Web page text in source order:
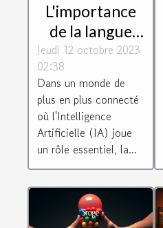
L'importance
de la langue
française dans
le monde de
l'IA
Jeudi 12 octobre 2023
02:38
Dans un monde de
plus en plus connecté
où l'Intelligence
Artificielle (IA) joue
un rôle essentiel, la...